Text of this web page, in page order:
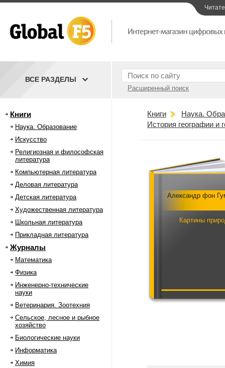
Расширенный поиск
ВСЕ РАЗДЕЛЫ
Книги
Наука. Образование
Искусство
Религиозная и философская
литература
Компьютерная литература
Деловая литература
Детская литература
Художественная литература
Школьная литература
Прикладная литература
Журналы
Математика
Физика
Инженерно-технические
науки
Ветеринария. Зоотехния
Сельское, лесное и рыбное
хозяйство
Биологические науки
Информатика
Химия
Книги
Наука.
История географии и
Александр фон
Картины